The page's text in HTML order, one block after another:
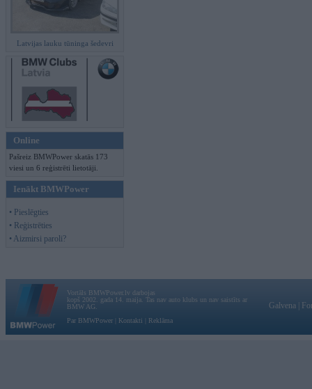
Latvijas lauku tūninga šedevri
Online
Pašreiz BMWPower skatās 173
viesi un 6 reģistrēti lietotāji.
Ienākt BMWPower
• Pieslēgties
• Reģistrēties
• Aizmirsi paroli?
Vortāls BMWPower.lv darbojas
kopš 2002. gada 14. maija. Tas nav auto klubs un nav saistīts ar
BMW AG.
Par BMWPower
Kontakti Reklāma
Galvena